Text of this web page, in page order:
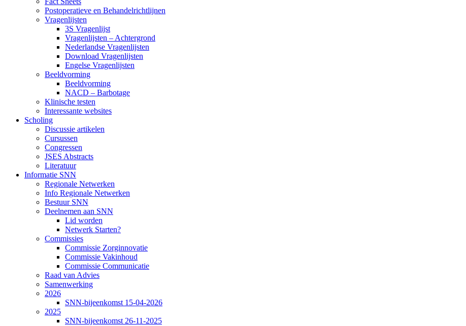
Postoperatieve en Behandelrichtlijnen
Vragenlijsten
3S Vragenlijst
Vragenlijsten – Achtergrond
Nederlandse Vragenlijsten
Download Vragenlijsten
Engelse Vragenlijsten
Beeldvorming
Beeldvorming
NACD – Barbotage
Klinische testen
Interessante websites
Scholing
Discussie artikelen
Cursussen
Congressen
JSES Abstracts
Literatuur
Informatie SNN
Regionale Netwerken
Info Regionale Netwerken
Bestuur SNN
Deelnemen aan SNN
Lid worden
Netwerk Starten?
Commissies
Commissie Zorginnovatie
Commissie Vakinhoud
Commissie Communicatie
Raad van Advies
Samenwerking
2026
SNN-bijeenkomst 15-04-2026
2025
SNN-bijeenkomst 26-11-2025